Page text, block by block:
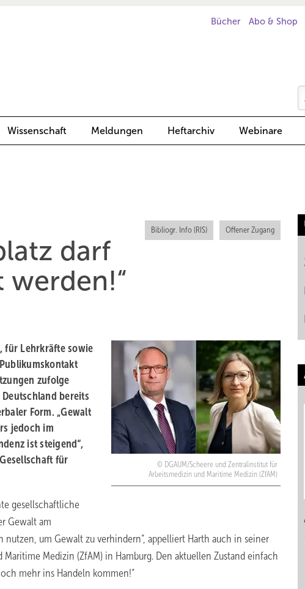
Bücher Abo & Shop
Wissenschaft Meldungen Heftarchiv Webinare
Bibliogr. Info (RIS) Offener Zugang
darf
DGAUM/Scheere und Zentralinstitut für
Arbeitsmedizin und Maritime Medizin (ZfAM)
für Lehrkräfte sowie
zufolge
bereits
Form. „Gewalt
jedoch im
ist steigend“,
für
gesellschaftliche
Gewalt am
um Gewalt zu verhindern“, appelliert Harth auch in seiner
Medizin (ZfAM) in Hamburg. Den aktuellen Zustand einfach
mehr ins Handeln kommen!“